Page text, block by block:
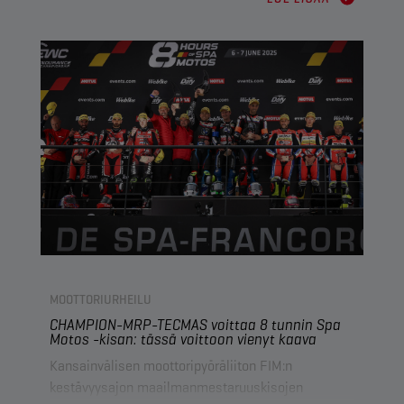
voiteluaineille suurempia vaatimuksia. Näiden
-standardit esiteltiin maaliskuussa 2025, ja
Champion Lubricants on jo päivittänyt OEM
SPECIFIC -valikoimansa vastaamaan niitä.
Tässä artikkelissa kerrotaan, mitä nämä uudet
standardit tarkoittavat, mitä muutoksia tapahtuu
verrattuna API SP:hen / ILSAC GF-6:een ja miten
Championin moottoriöljyt voivat auttaa sinua
korjaamossa.
MOOTTORIURHEILU
CHAMPION-MRP-TECMAS voittaa 8 tunnin Spa
Motos -kisan: tässä voittoon vienyt kaava
Kansainvälisen moottoripyöräliiton FIM:n
kestävyysajon maailmanmestaruuskisojen